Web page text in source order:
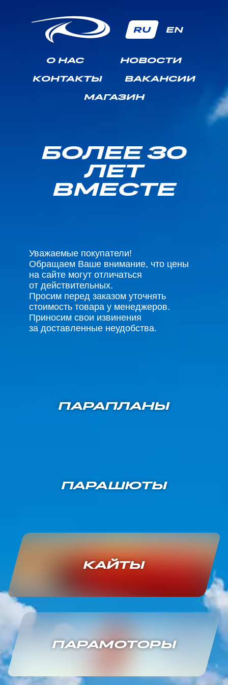
RU EN
О НАС
НОВОСТИ
КОНТАКТЫ
ВАКАНСИИ
МАГАЗИН
БОЛЕЕ 30
ЛЕТ
ВМЕСТЕ
Уважаемые покупатели!
Обращаем Ваше внимание, что цены
на сайте могут отличаться
от действительных.
Просим перед заказом уточнять
стоимость товара у менеджеров.
Приносим свои извинения
за доставленные неудобства.
ПАРАПЛАНЫ
ПАРАШЮТЫ
КАЙТЫ
ПАРАМОТОРЫ